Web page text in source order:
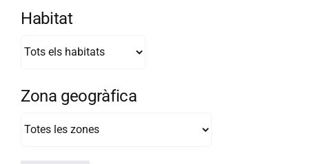
Habitat
Zona geogràfica